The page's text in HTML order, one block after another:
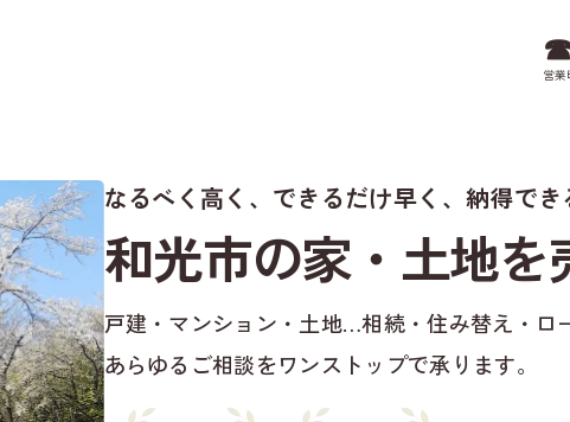
営業
なるべく高く、できるだけ早く、納得でき
和光市の家・土地を
戸建・マンション・土地…相続・住み替え・ロ
あらゆるご相談をワンストップで承ります。